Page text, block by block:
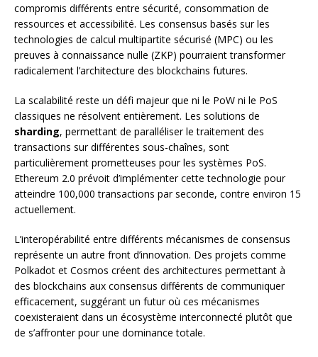
compromis différents entre sécurité, consommation de
ressources et accessibilité. Les consensus basés sur les
technologies de calcul multipartite sécurisé (MPC) ou les
preuves à connaissance nulle (ZKP) pourraient transformer
radicalement l’architecture des blockchains futures.
La scalabilité reste un défi majeur que ni le PoW ni le PoS
classiques ne résolvent entièrement. Les solutions de
sharding, permettant de paralléliser le traitement des
transactions sur différentes sous-chaînes, sont
particulièrement prometteuses pour les systèmes PoS.
Ethereum 2.0 prévoit d’implémenter cette technologie pour
atteindre 100,000 transactions par seconde, contre environ 15
actuellement.
L’interopérabilité entre différents mécanismes de consensus
représente un autre front d’innovation. Des projets comme
Polkadot et Cosmos créent des architectures permettant à
des blockchains aux consensus différents de communiquer
efficacement, suggérant un futur où ces mécanismes
coexisteraient dans un écosystème interconnecté plutôt que
de s’affronter pour une dominance totale.